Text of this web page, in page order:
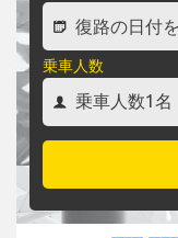
乗車人数